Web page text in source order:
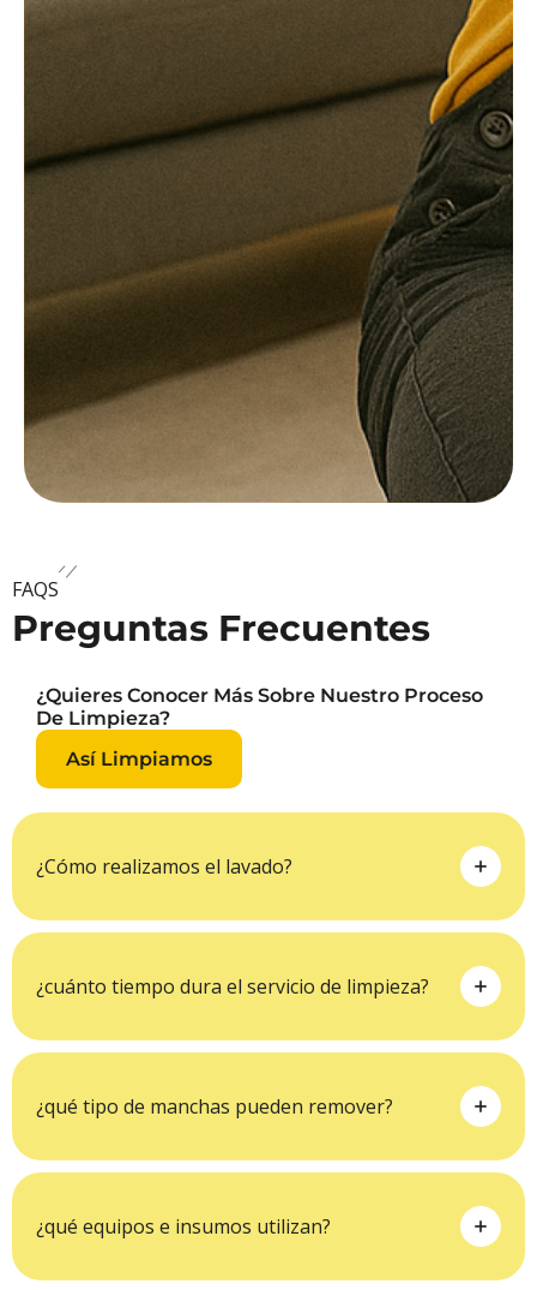
FAQS
Preguntas Frecuentes
¿Quieres Conocer Más Sobre Nuestro Proceso
De Limpieza?
Así Limpiamos
¿Cómo realizamos el lavado?
¿cuánto tiempo dura el servicio de limpieza?
¿qué tipo de manchas pueden remover?
¿qué equipos e insumos utilizan?